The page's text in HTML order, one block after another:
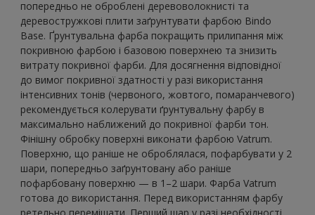
попередньо не оброблені деревоволокнисті та
деревостружкові плити заґрунтувати фарбою Bindo
Base. Ґрунтувальна фарба покращить прилипання між
покривною фарбою і базовою поверхнею та знизить
витрату покривної фарби. Для досягнення відповідної
до вимог покривної здатності у разі використання
інтенсивних тонів (червоного, жовтого, помаранчевого)
рекомендується колерувати ґрунтувальну фарбу в
максимально наближений до покривної фарби тон.
Фінішну обробку поверхні виконати фарбою Vatrum.
Поверхню, що раніше не оброблялася, пофарбувати у 2
шари, попередньо заґрунтовану або раніше
пофарбовану поверхню — в 1–2 шари. Фарба Vatrum
готова до використання. Перед використанням фарбу